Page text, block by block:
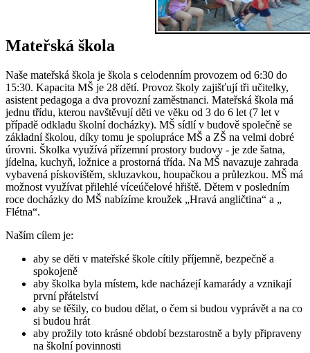
Mateřská škola
Naše mateřská škola je škola s celodenním provozem od 6:30 do
15:30. Kapacita MŠ je 28 dětí. Provoz školy zajišťují tři učitelky,
asistent pedagoga a dva provozní zaměstnanci. Mateřská škola má
jednu třídu, kterou navštěvují děti ve věku od 3 do 6 let (7 let v
případě odkladu školní docházky). MŠ sídlí v budově společně se
základní školou, díky tomu je spolupráce MŠ a ZŠ na velmi dobré
úrovni. Školka využívá přízemní prostory budovy - je zde šatna,
jídelna, kuchyň, ložnice a prostorná třída. Na MŠ navazuje zahrada
vybavená pískovištěm, skluzavkou, houpačkou a průlezkou. MŠ má
možnost využívat přilehlé víceúčelové hřiště. Dětem v posledním
roce docházky do MŠ nabízíme kroužek „Hravá angličtina“ a „
Flétna“.
Naším cílem je:
aby se děti v mateřské škole cítily příjemně, bezpečně a
spokojeně
aby školka byla místem, kde nacházejí kamarády a vznikají
první přátelství
aby se těšily, co budou dělat, o čem si budou vyprávět a na co
si budou hrát
aby prožily toto krásné období bezstarostně a byly připraveny
na školní povinnosti